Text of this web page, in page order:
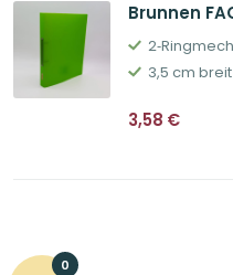
Brunnen
3,5 cm
3,58 €
0